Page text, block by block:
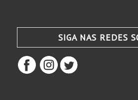
SIGA NAS REDES